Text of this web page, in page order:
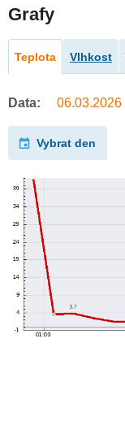
Grafy
Teplota Vlhkost
Data: 06.03.2026
Vybrat den